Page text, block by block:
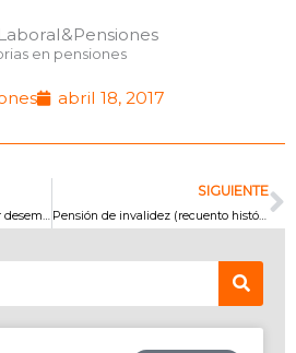
en pensiones
abril 18, 2017
SIGUIENTE
Pensión de invalidez (recuento histórico – Segunda parte)